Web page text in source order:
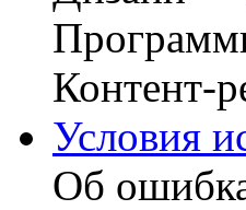
Контент-
Условия
Об